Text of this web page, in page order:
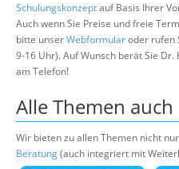
Schulungskonzeptauf Basis Ihrer
Auch wenn Sie Preise und freie
bitte unserWebformularoder rufen
9-16 Uhr). Auf Wunsch berät Sie
am Telefon!
Alle Themen
Wir bieten zu allen Themen nicht nur
Beratung(auch integriert mit